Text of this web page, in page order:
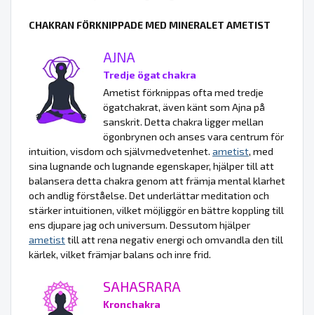
CHAKRAN FÖRKNIPPADE MED MINERALET AMETIST
AJNA
Tredje ögat chakra
Ametist förknippas ofta med tredje
ögatchakrat, även känt som Ajna på
sanskrit. Detta chakra ligger mellan
ögonbrynen och anses vara centrum för
intuition, visdom och självmedvetenhet. ametist, med
sina lugnande och lugnande egenskaper, hjälper till att
balansera detta chakra genom att främja mental klarhet
och andlig förståelse. Det underlättar meditation och
stärker intuitionen, vilket möjliggör en bättre koppling till
ens djupare jag och universum. Dessutom hjälper
ametisttill att rena negativ energi och omvandla den till
kärlek, vilket främjar balans och inre frid.
SAHASRARA
Kronchakra